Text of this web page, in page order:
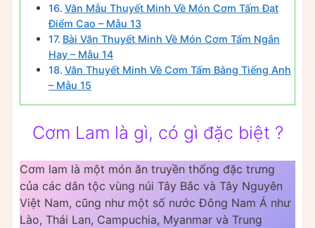
Văn Mẫu Thuyết Minh Về Món Cơm Tấm Đạt
Điểm Cao – Mẫu 13
Bài Văn Thuyết Minh Về Món Cơm Tấm Ngắn
Hay – Mẫu 14
Văn Thuyết Minh Về Cơm Tấm Bằng Tiếng Anh
– Mẫu 15
Cơm Lam là gì, có gì đặc biệt ?
Cơm lam là một món ăn truyền thống đặc trưng
của các dân tộc vùng núi Tây Bắc và Tây Nguyên
Việt Nam, cũng như một số nước Đông Nam Á như
Lào, Thái Lan, Campuchia, Myanmar và Trung